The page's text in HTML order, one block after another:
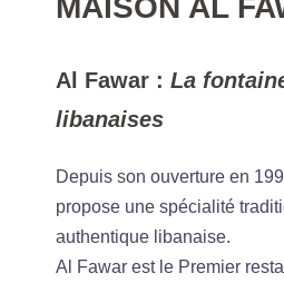
MAISON AL
Al Fawar : La
libanaises
Depuis son ouverture en
propose une spécialité
authentique libanaise.
Al Fawar est le Premier